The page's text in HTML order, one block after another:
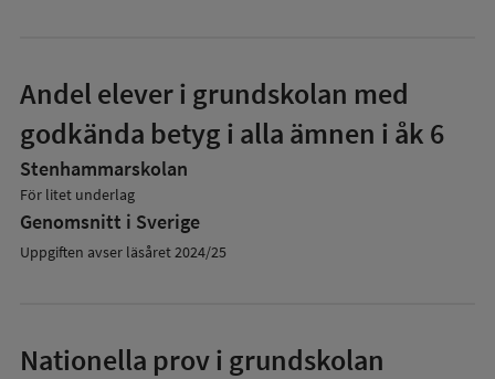
Andel elever i grundskolan med
godkända betyg i alla ämnen i åk 6
Stenhammarskolan
För litet underlag
Genomsnitt i Sverige
Uppgiften avser läsåret 2024/25
Nationella prov i grundskolan